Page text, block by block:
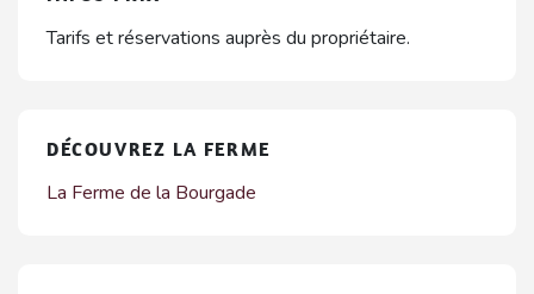
Tarifs et réservations auprès du propriétaire.
DÉCOUVREZ LA FERME
La Ferme de la Bourgade